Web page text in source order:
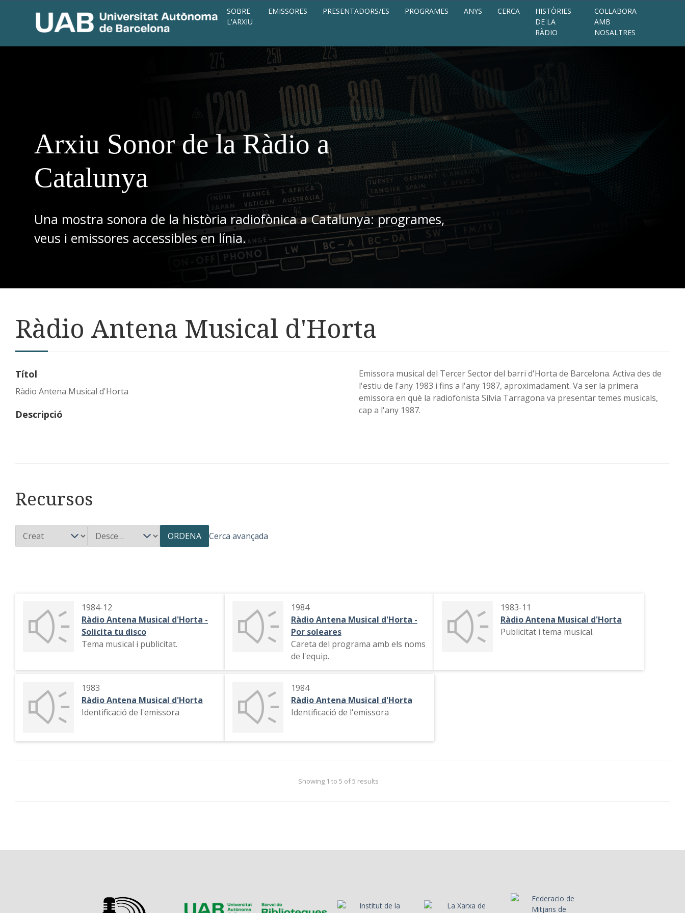
SOBRE
L'ARXIU
EMISSORES PRESENTADORS/ES PROGRAMES ANYS CERCA
HISTÒRIES
DE LA
RÀDIO
COL·LABORA
AMB
NOSALTRES
Arxiu Sonor de la Ràdio a
Catalunya
Una mostra sonora de la història radiofònica a Catalunya: programes,
veus i emissores accessibles en línia.
Ràdio Antena Musical d'Horta
Títol
Ràdio Antena Musical d'Horta
Descripció
Emissora musical del Tercer Sector del barri d'Horta de Barcelona. Activa des de
l'estiu de l'any 1983 i fins a l'any 1987, aproximadament. Va ser la primera
emissora en què la radiofonista Sílvia Tarragona va presentar temes musicals,
cap a l'any 1987.
Recursos
ORDENA Cerca avançada
1984-12
Ràdio Antena Musical d'Horta -
Solicita tu disco
Tema musical i publicitat.
1984
Ràdio Antena Musical d'Horta -
Por soleares
Careta del programa amb els noms
de l'equip.
1983-11
Ràdio Antena Musical d'Horta
Publicitat i tema musical.
1983
Ràdio Antena Musical d'Horta
Identificació de l'emissora
1984
Ràdio Antena Musical d'Horta
Identificació de l'emissora
Showing 1 to 5 of 5 results